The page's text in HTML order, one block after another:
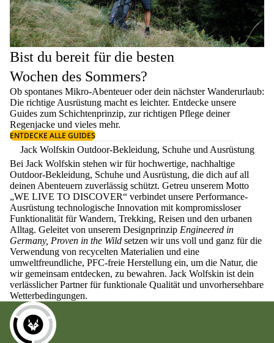
Bist du bereit für die besten
Wochen des Sommers?
Ob spontanes Mikro-Abenteuer oder dein nächster Wanderurlaub:
Die richtige Ausrüstung macht es leichter. Entdecke unsere
Guides zum Schichtenprinzip, zur richtigen Pflege deiner
Regenjacke und vieles mehr.
ENTDECKE ALLE GUIDES
Jack Wolfskin Outdoor-Bekleidung, Schuhe und Ausrüstung
Bei Jack Wolfskin stehen wir für hochwertige, nachhaltige
Outdoor-Bekleidung, Schuhe und Ausrüstung, die dich auf all
deinen Abenteuern zuverlässig schützt. Getreu unserem Motto
„WE LIVE TO DISCOVER“ verbindet unsere Performance-
Ausrüstung technologische Innovation mit kompromissloser
Funktionalität für Wandern, Trekking, Reisen und den urbanen
Alltag. Geleitet von unserem Designprinzip Engineered in
Germany, Proven in the Wild setzen wir uns voll und ganz für die
Verwendung von recycelten Materialien und eine
umweltfreundliche, PFC-freie Herstellung ein, um die Natur, die
wir gemeinsam entdecken, zu bewahren. Jack Wolfskin ist dein
verlässlicher Partner für funktionale Qualität und unvorhersehbare
Wetterbedingungen.